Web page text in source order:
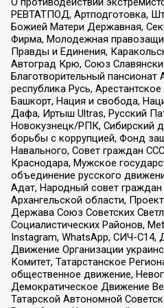
РЕВТАТПОД, Артподготовка,
Божией Матери Державная,
Фирма, Молодежная
Правды и Единения,
Автоград Крю, Союз
Благотворительный пансионат
республика Русь,
Башкорт, Нация и свобода,
Дафа, Иртыш Ultras, Русский
Новокузнецк/РПК, Сибирский
борьбы с коррупцией, Фонд
Навального, Совет граждан
Краснодара, Мужское
объединение русского
Адат, Народный совет
Архангельской области,
Держава Союз Советских
Социалистических Районов,
Instagram, WhatsApp, СИЧ-С14,
Движение Организации
Комитет, Татарстанское
общественное движение,
Демократическое Движение
Татарской Автономной